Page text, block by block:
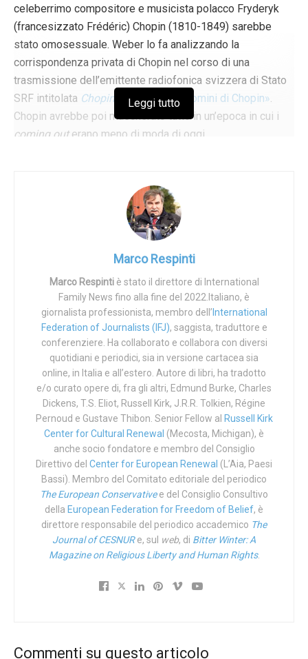
celeberrimo compositore e musicista polacco Fryderyk
(francesizzato Frédéric) Chopin (1810-1849) sarebbe
stato omosessuale. Weber lo fa analizzando la
corrispondenza privata di Chopin nel corso di una
trasmissione dell’emittente radiofonica svizzera di Stato
SRF intitolata Chopins Männer, «Gli uomini di Chopin».
Chopin avrebbe poi mascherato tutto in un’epoca in cui i
coming outerano meno di moda di oggi.
Due cose sono però certe come la luce del Sole.
La prima è che il mondo LGBT+ cerca di affermare che i
grandi geni e i talenti sublimi dell’umanità siano tutti
omosessuali con la stessa acribia con cui i massoni
cercando di sostenere che i grandi geni e i talenti sublimi
dell’umanità siano tutti massoni. Non conosco Weber, ma
non è un motivo valido per accreditare le millanterie di
LGBT + e di massoni. Del resto un mondo accecato come
quello in cui viviamo bollerebbe di omosessualità i baci di
sant’Aelredo di Rievaulx (1110-1167) e la sepoltura di san
John Henry Newman (1801-1890) nella medesima tomba,
a Rednal, del suo inseparabile amico don Ambrose St.
John (1815-1875) salutato, in morte, con queste parole:
«Non ho mai pensato che alcun lutto fosse uguale a quello
di un marito o di una moglie, ma mi sembra che sia difficile
credere che ce ne possa essere qualcuno più grande (o
una tristezza più profonda), del mio». Oltre che accecato il
nostro è infatti pure un mondo dall’anima piccina, e non sa
cogliere. Resta il fatto che dare patenti di omosessualità a
destra e licenze di massoneria a sinistra a chiunque capiti
a tiro rivela soltanto la triste debolezza teoretica di
omosessuali e di massoni.
Incasella, infatti, e inscatola, e bolla. Forse che il biografo
Leggi tutto
Marco Respinti
Marco Respintiè stato il direttore di International
Family News fino alla fine del 2022.Italiano, è
giornalista professionista, membro dell’ International
Federation of Journalists (IFJ), saggista, traduttore e
conferenziere. Ha collaborato e collabora con diversi
quotidiani e periodici, sia in versione cartacea sia
online, in Italia e all’estero. Autore di libri, ha tradotto
e/o curato opere di, fra gli altri, Edmund Burke, Charles
Dickens, T.S. Eliot, Russell Kirk, J.R.R. Tolkien, Régine
Pernoud e Gustave Thibon. Senior Fellow al Russell Kirk
Center for Cultural Renewal (Mecosta, Michigan), è
anche socio fondatore e membro del Consiglio
Direttivo del Center for European Renewal (L’Aia, Paesi
Bassi). Membro del Comitato editoriale del periodico
The European Conservativee del Consiglio Consultivo
della European Federation for Freedom of Belief, è
direttore responsabile del periodico accademico The
Journal of CESNURe, sul web, di Bitter Winter: A
Magazine on Religious Liberty and Human Rights.
Commenti su questo articolo